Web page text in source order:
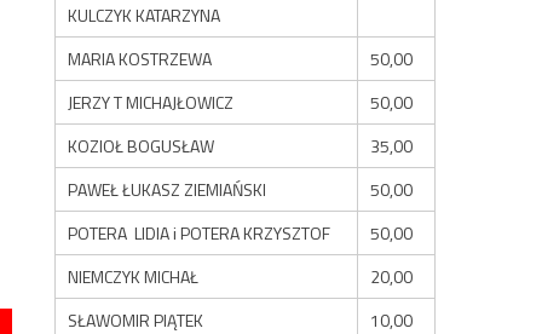
KULCZYK KATARZYNA
MARIA KOSTRZEWA
50,00
JERZY T MICHAJŁOWICZ
50,00
KOZIOŁ BOGUSŁAW
35,00
PAWEŁ ŁUKASZ ZIEMIAŃSKI
50,00
POTERA LIDIA i POTERA KRZYSZTOF
50,00
NIEMCZYK MICHAŁ
20,00
SŁAWOMIR PIĄTEK
10,00